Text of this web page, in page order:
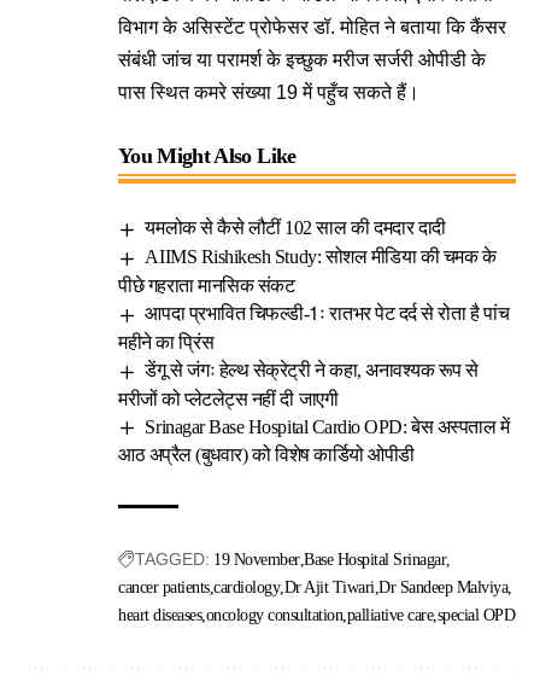
विभाग के असिस्टेंट प्रोफेसर डॉ. मोहित ने बताया कि कैंसर
संबंधी जांच या परामर्श के इच्छुक मरीज सर्जरी ओपीडी के
पास स्थित कमरे संख्या 19 में पहुँच सकते हैं।
You Might Also Like
यमलोक से कैसे लौटीं 102 साल की दमदार दादी
AIIMS Rishikesh Study: सोशल मीडिया की चमक के
पीछे गहराता मानसिक संकट
आपदा प्रभावित चिफल्डी-1ः रातभर पेट दर्द से रोता है पांच
महीने का प्रिंस
डेंगू से जंगः हेल्थ सेक्रेट्री ने कहा, अनावश्यक रूप से
मरीजों को प्लेटलेट्स नहीं दी जाएगी
Srinagar Base Hospital Cardio OPD: बेस अस्पताल में
आठ अप्रैल (बुधवार) को विशेष कार्डियो ओपीडी
TAGGED: 19 November Base Hospital Srinagar
cancer patients cardiology Dr Ajit Tiwari Dr Sandeep Malviya
heart diseases oncology consultation palliative care special OPD